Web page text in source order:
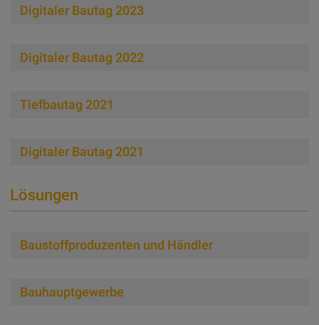
Digitaler Bautag 2023
Digitaler Bautag 2022
Tiefbautag 2021
Digitaler Bautag 2021
Lösungen
Baustoffproduzenten und Händler
Bau­haupt­gewer­be